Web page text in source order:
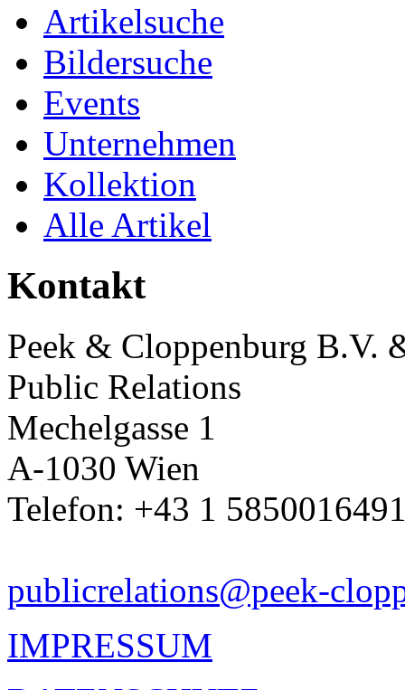
Artikelsuche
Bildersuche
Events
Unternehmen
Kollektion
Alle Artikel
Kontakt
Peek & Cloppenburg B.V.
Public Relations
Mechelgasse 1
A-1030 Wien
Telefon: +43 1
publicrelations@peek-
IMPRESSUM